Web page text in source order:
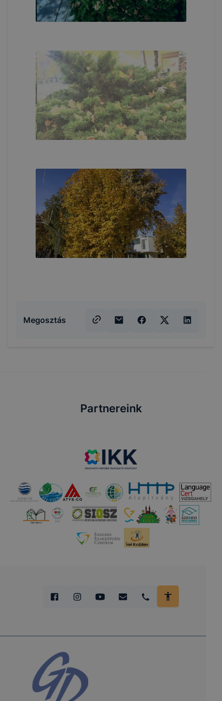
Megosztás
Partnereink